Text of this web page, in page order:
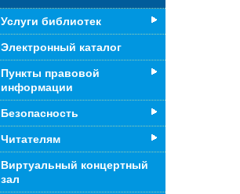
Услуги библиотек
Электронный каталог
Пункты правовой
информации
Безопасность
Читателям
Виртуальный концертный
зал